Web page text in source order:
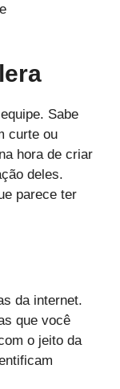
Sabe
curte ou
na hora de criar
deles.
parece ter
da internet.
que você
o jeito da